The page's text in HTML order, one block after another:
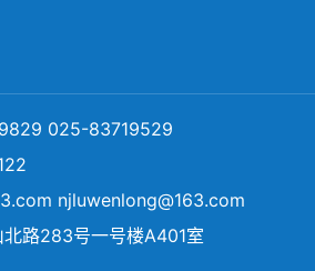
025-83719529
njluwenlong@163.com
路283号一号楼A401室